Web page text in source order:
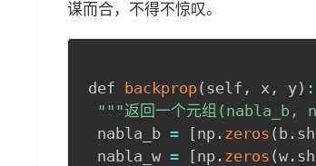
谋而合，不得不惊叹。
def backprop( self , x , y) :
"" "返回一个元组(nabla_b,
nabla_b = [np . zeros ( b .
nabla_w = [np . zeros (w .